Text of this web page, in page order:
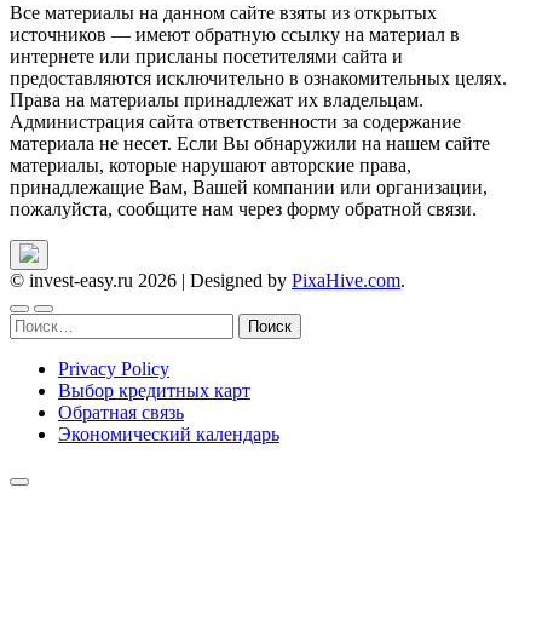
Все материалы на данном сайте взяты из открытых
источников — имеют обратную ссылку на материал в
интернете или присланы посетителями сайта и
предоставляются исключительно в ознакомительных целях.
Права на материалы принадлежат их владельцам.
Администрация сайта ответственности за содержание
материала не несет. Если Вы обнаружили на нашем сайте
материалы, которые нарушают авторские права,
принадлежащие Вам, Вашей компании или организации,
пожалуйста, сообщите нам через форму обратной связи.
© invest-easy.ru 2026 | Designed by PixaHive.com.
Найти:
Privacy Policy
Выбор кредитных карт
Обратная связь
Экономический календарь